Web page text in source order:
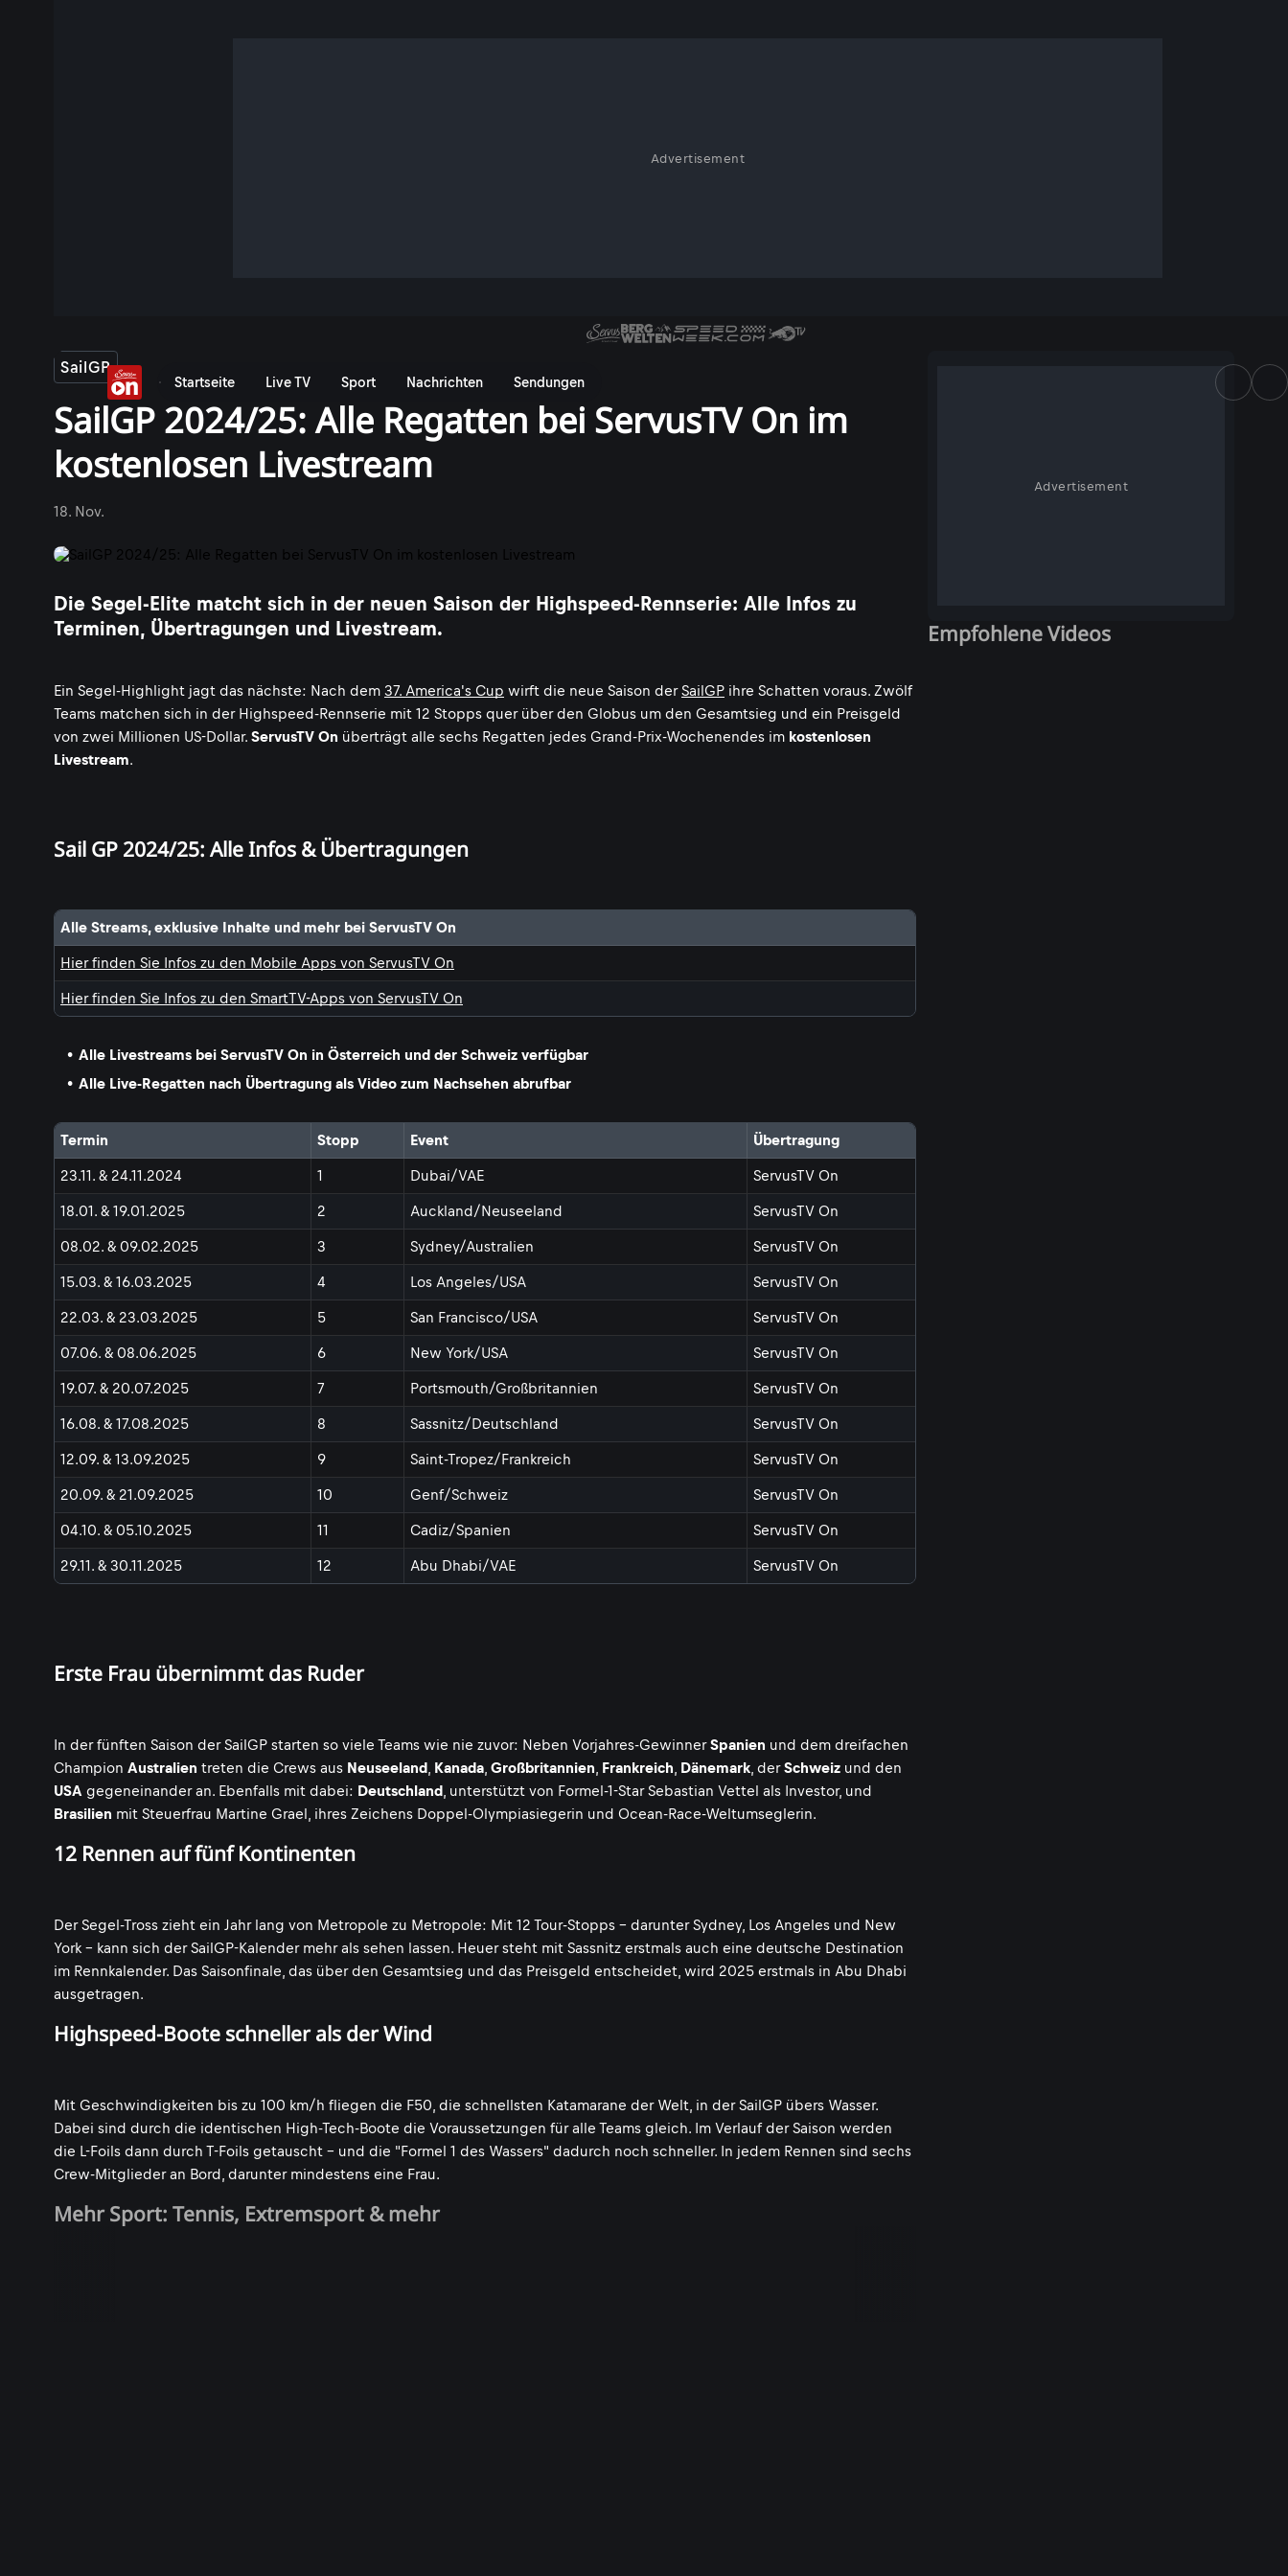
Advertisement
Startseite Live TV Sport Nachrichten Sendungen
SailGP
SailGP 2024/25: Alle Regatten bei ServusTV On im
kostenlosen Livestream
18. Nov.
Die Segel-Elite matcht sich in der neuen Saison der Highspeed-Rennserie: Alle Infos zu
Terminen, Übertragungen und Livestream.
Ein Segel-Highlight jagt das nächste: Nach dem 37. America's Cup wirft die neue Saison derSailGP ihre Schatten voraus. Zwölf
Teams matchen sich in der Highspeed-Rennserie mit 12 Stopps quer über den Globus um den Gesamtsieg und ein Preisgeld
von zwei Millionen US-Dollar. ServusTV On überträgt alle sechs Regatten jedes Grand-Prix-Wochenendes im kostenlosen
Livestream.
Sail GP 2024/25: Alle Infos & Übertragungen
Alle Streams, exklusive Inhalte und mehr bei ServusTV On
Hier finden Sie Infos zu den Mobile Apps von ServusTV On
Hier finden Sie Infos zu den SmartTV-Apps von ServusTV On
Alle Livestreams bei ServusTV On in Österreich und der Schweiz verfügbar
Alle Live-Regatten nach Übertragung als Video zum Nachsehen abrufbar
Termin Stopp Event Übertragung
23.11. & 24.11.2024 1 Dubai/VAE ServusTV On
18.01. & 19.01.2025 2 Auckland/Neuseeland ServusTV On
08.02. & 09.02.2025 3 Sydney/Australien ServusTV On
15.03. & 16.03.2025 4 Los Angeles/USA ServusTV On
22.03. & 23.03.2025 5 San Francisco/USA ServusTV On
07.06. & 08.06.2025 6 New York/USA ServusTV On
19.07. & 20.07.2025 7 Portsmouth/Großbritannien ServusTV On
16.08. & 17.08.2025 8 Sassnitz/Deutschland ServusTV On
12.09. & 13.09.2025 9 Saint-Tropez/Frankreich ServusTV On
20.09. & 21.09.2025 10 Genf/Schweiz ServusTV On
04.10. & 05.10.2025 11 Cadiz/Spanien ServusTV On
29.11. & 30.11.2025 12 Abu Dhabi/VAE ServusTV On
Erste Frau übernimmt das Ruder
In der fünften Saison der SailGP starten so viele Teams wie nie zuvor: Neben Vorjahres-GewinnerSpanien und dem dreifachen
Champion Australien treten die Crews aus Neuseeland Kanada Großbritannien Frankreich Dänemark , derSchweiz und den
USA gegeneinander an. Ebenfalls mit dabei: Deutschland , unterstützt von Formel-1-Star Sebastian Vettel als Investor, und
Brasilien mit Steuerfrau Martine Grael, ihres Zeichens Doppel-Olympiasiegerin und Ocean-Race-Weltumseglerin.
12 Rennen auf fünf Kontinenten
Der Segel-Tross zieht ein Jahr lang von Metropole zu Metropole: Mit 12 Tour-Stopps - darunter Sydney, Los Angeles und New
York - kann sich der SailGP-Kalender mehr als sehen lassen. Heuer steht mit Sassnitz erstmals auch eine deutsche Destination
im Rennkalender. Das Saisonfinale, das über den Gesamtsieg und das Preisgeld entscheidet, wird 2025 erstmals in Abu Dhabi
ausgetragen.
Highspeed-Boote schneller als der Wind
Mit Geschwindigkeiten bis zu 100 km/h fliegen die F50, die schnellsten Katamarane der Welt, in der SailGP übers Wasser.
Dabei sind durch die identischen High-Tech-Boote die Voraussetzungen für alle Teams gleich. Im Verlauf der Saison werden
die L-Foils dann durch T-Foils getauscht - und die "Formel 1 des Wassers" dadurch noch schneller. In jedem Rennen sind sechs
Crew-Mitglieder an Bord, darunter mindestens eine Frau.
Mehr Sport: Tennis, Extremsport & mehr
Advertisement
Empfohlene Videos